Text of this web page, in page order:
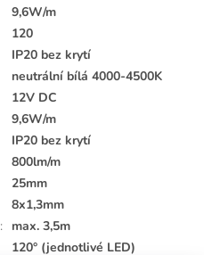
9,6W/m
120
IP20 bez krytí
neutrální bílá 4000-4500K
12V DC
9,6W/m
IP20 bez krytí
800lm/m
25mm
8x1,3mm
: max. 3,5m
120° (jednotlivé LED)